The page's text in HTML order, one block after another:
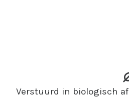
Verstuurd in biologisch